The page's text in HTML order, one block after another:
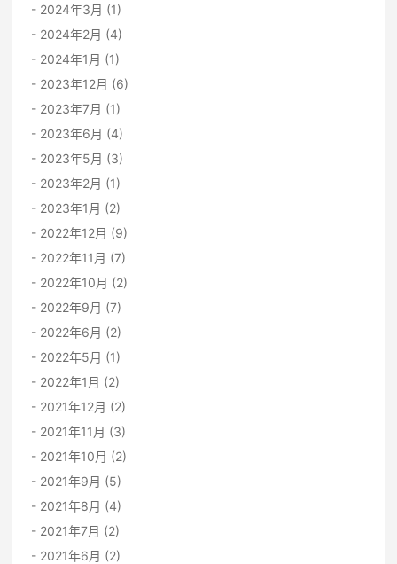
2024年3月 (1)
2024年2月 (4)
2024年1月 (1)
2023年12月 (6)
2023年7月 (1)
2023年6月 (4)
2023年5月 (3)
2023年2月 (1)
2023年1月 (2)
2022年12月 (9)
2022年11月 (7)
2022年10月 (2)
2022年9月 (7)
2022年6月 (2)
2022年5月 (1)
2022年1月 (2)
2021年12月 (2)
2021年11月 (3)
2021年10月 (2)
2021年9月 (5)
2021年8月 (4)
2021年7月 (2)
2021年6月 (2)